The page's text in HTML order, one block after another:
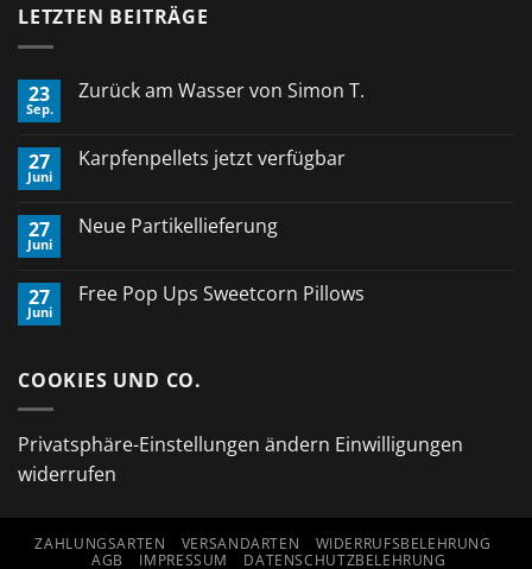
LETZTEN BEITRÄGE
23
Sep.
Zurück am Wasser von Simon T.
Zurück
Simon
T.
27
Juni
Karpfenpellets jetzt verfügbar
Karpfenpellets
27
Juni
Neue Partikellieferung
Neue
Partikellieferung
27
Juni
Free Pop Ups Sweetcorn Pillows
Pop
COOKIES UND CO.
Privatsphäre-Einstellungen ändern Einwilligungen
widerrufen
ZAHLUNGSARTEN VERSANDARTEN
WIDERRUFSBELEHRUNG
AGB
IMPRESSUM DATENSCHUTZBELEHRUNG